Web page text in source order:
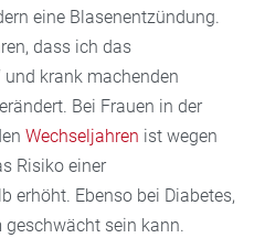
eine Blasenentzündung.
dass ich das
und krank machenden
Bei Frauen in der
Wechseljahren ist wegen
Risiko einer
erhöht. Ebenso bei Diabetes,
sein kann.